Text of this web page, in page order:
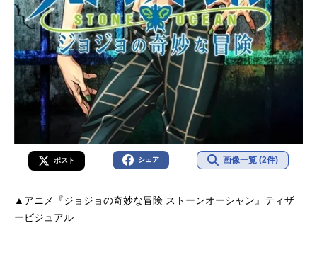
ポスト シェア 画像一覧 (2件)
▲アニメ『ジョジョの奇妙な冒険 ストーンオーシャン』ティザ
ービジュアル